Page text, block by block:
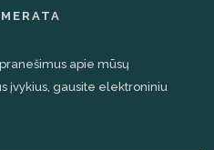
apie mūsų
įvykius, gausite elektroniniu